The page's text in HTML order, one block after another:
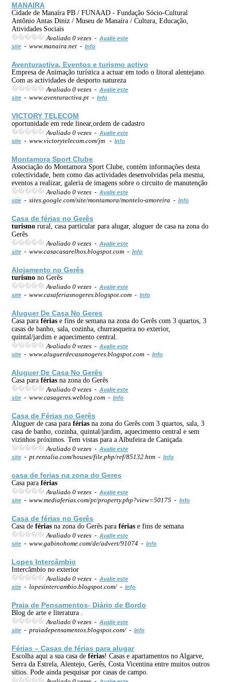
MANAIRA
Cidade de Manaíra PB / FUNAAD - Fundação Sócio-Cultural
Antônio Antas Diniz / Museu de Manaíra / Cultura, Educação,
Atividades Sociais
Avaliado 0 vezes - Avalie este
site - www.manaira.net - Info
Aventuractiva, Eventos e turismo activo
Empresa de Animação turística a actuar em todo o litoral alentejano.
Com as actividades de desporto natureza
Avaliado 0 vezes - Avalie este
site - www.aventuractiva.pt - Info
VICTORY TELECOM
oportunidade em rede linear,ordem de cadastro
Avaliado 0 vezes - Avalie este
site - www.victorytelecom.com/jm - Info
Montamora Sport Clube
Associação do Montamora Sport Clube, contém informações desta
colectividade, bem como das actividades desenvolvidas pela mesma,
eventos a realizar, galeria de imagens sobre o circuito de manutenção
Avaliado 0 vezes - Avalie este
site - sites.google.com/site/montamora/montelo-amoreira - Info
Casa de férias no Gerês
turismo rural, casa particular para alugar, aluguer de casa na zona do
Gerês
Avaliado 0 vezes - Avalie este
site - www.casacasarelhos.blogspot.com - Info
Alojamento no Gerês
turismo no Gerês
Avaliado 0 vezes - Avalie este
site - www.casaferiasnogeres.blogspot.com - Info
Aluguer De Casa No Geres
Casa para férias e fins de semana na zona do Gerês com 3 quartos, 3
casas de banho, sala, cozinha, churrasqueira no exterior,
quintal/jardim e aquecimento central.
Avaliado 0 vezes - Avalie este
site - www.aluguerdecasanogeres.blogspot.com - Info
Aluguer De Casa No Gerês
Casa para férias na zona do Gerês
Avaliado 0 vezes - Avalie este
site - www.casageres.weblog.com - Info
Casa de Férias no Gerês
Aluguer de casa para férias na zona do Gerês com 3 quartos, sala, 3
casa de banho, cozinha, quintal/jardim, aquecimento central e sem
vizinhos próximos. Tem vistas para a Albufeira de Caniçada.
Avaliado 0 vezes - Avalie este
site - pt.rentalia.com/houses/file.php/ref/85132.htm - Info
casa de ferias na zona do Geres
Casa para férias
Avaliado 0 vezes - Avalie este
site - www.mediaferias.com/pt/property.php?view=50175 - Info
Casa de férias no Gerês
Casa de férias na zona do Gerês para férias e fins de semana
Avaliado 0 vezes - Avalie este
site - www.gabinohome.com/de/advert/91074 - Info
Lopes Intercâmbio
Intercâmbio no exterior
Avaliado 0 vezes - Avalie este
site - lopesintercambio.blogspot.com/ - Info
Praia de Pensamentos- Diário de Bordo
Blog de arte e literatura .
Avaliado 0 vezes - Avalie este
site - praiadepensamentos.blogspot.com/ - Info
Férias – Casas de férias para alugar
Escolha aqui a sua casa de férias! Casas e apartamentos no Algarve,
Serra da Estrela, Alentejo, Gerês, Costa Vicentina entre muitos outros
sítios. Pode ainda pesquisar por casas de campo.